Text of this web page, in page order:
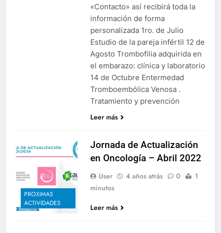
«Contacto» así recibirá toda la
información de forma
personalizada 1ro. de Julio
Estudio de la pareja infértil 12 de
Agosto Trombofilia adquirida en
el embarazo: clínica y laboratorio
14 de Octubre Entermedad
Tromboembólica Venosa .
Tratamiento y prevención
Leer más
PROXIMAS
ACTIVIDADES
Jornada de Actualización
en Oncología – Abril 2022
User 4 años atrás 0
1
minutos
Leer más